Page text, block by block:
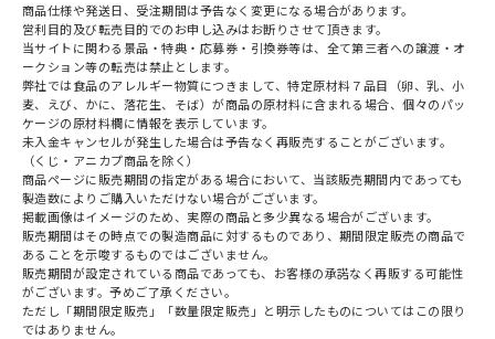
商品仕様や発送日、受注期間は予告なく変更になる場合があります。
営利目的及び転売目的でのお申し込みはお断りさせて頂きます。
当サイトに関わる景品・特典・応募券・引換券等は、全て第三者への譲渡・オ
ークション等の転売は禁止とします。
弊社では食品のアレルギー物質につきまして、特定原材料７品目（卵、乳、小
麦、えび、かに、落花生、そば）が商品の原材料に含まれる場合、個々のパッ
ケージの原材料欄に情報を表示しています。
未入金キャンセルが発生した場合は予告なく再販売することがございます。
（くじ・アニカプ商品を除く）
商品ページに販売期間の指定がある場合において、当該販売期間内であっても
製造数によりご購入いただけない場合がございます。
掲載画像はイメージのため、実際の商品と多少異なる場合がございます。
販売期間はその時点での製造商品に対するものであり、期間限定販売の商品で
あることを示唆するものではございません。
販売期間が設定されている商品であっても、お客様の承諾なく再販する可能性
がございます。予めご了承ください。
ただし「期間限定販売」「数量限定販売」と明示したものについてはこの限り
ではありません。